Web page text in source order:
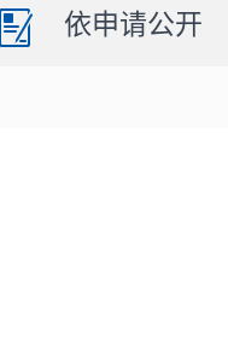
依申请公开